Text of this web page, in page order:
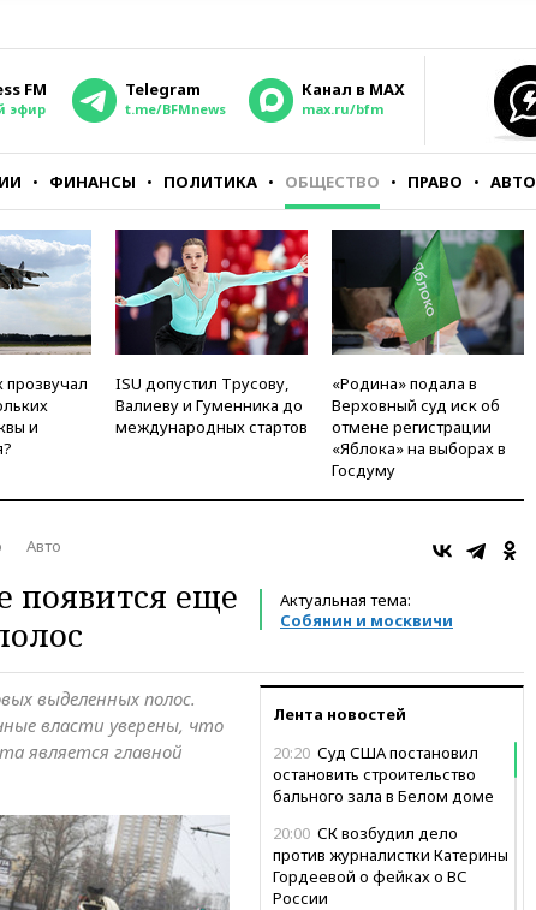
FM
эфир
Telegram
t.me/BFMnews
Канал в MAX
max.ru/bfm
ФИНАНСЫ ПОЛИТИКА ОБЩЕСТВО ПРАВО АВТО
прозвучал
и
ISU допустил Трусову,
Валиеву и Гуменника до
международных стартов
«Родина» подала в
Верховный суд иск об
отмене регистрации
«Яблока» на выборах в
Госдуму
Авто
Актуальная тема:
Собянин и москвичи
появится еще
Лента новостей
20:20 Суд США постановил
остановить строительство
бального зала в Белом доме
20:00 СК возбудил дело
против журналистки Катерины
Гордеевой о фейках о ВС
России
выделенных полос.
власти уверены, что
является главной